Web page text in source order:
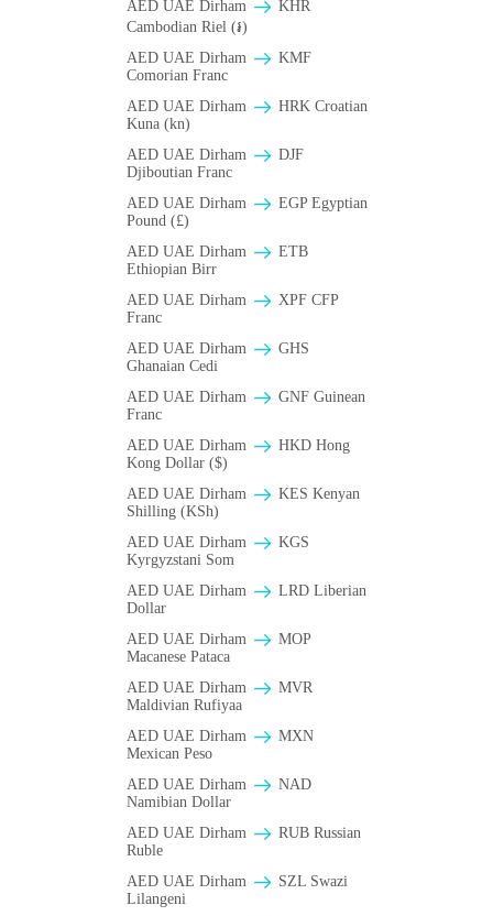
AED UAE Dirham
KHR
Cambodian Riel (៛)
AED UAE Dirham
KMF
Comorian Franc
AED UAE Dirham
HRK Croatian
Kuna (kn)
AED UAE Dirham
DJF
Djiboutian Franc
AED UAE Dirham
EGP Egyptian
Pound (£)
AED UAE Dirham
ETB
Ethiopian Birr
AED UAE Dirham
XPF CFP
Franc
AED UAE Dirham
GHS
Ghanaian Cedi
AED UAE Dirham
GNF Guinean
Franc
AED UAE Dirham
HKD Hong
Kong Dollar ($)
AED UAE Dirham
KES Kenyan
Shilling (KSh)
AED UAE Dirham
KGS
Kyrgyzstani Som
AED UAE Dirham
LRD Liberian
Dollar
AED UAE Dirham
MOP
Macanese Pataca
AED UAE Dirham
MVR
Maldivian Rufiyaa
AED UAE Dirham
MXN
Mexican Peso
AED UAE Dirham
NAD
Namibian Dollar
AED UAE Dirham
RUB Russian
Ruble
AED UAE Dirham
SZL Swazi
Lilangeni